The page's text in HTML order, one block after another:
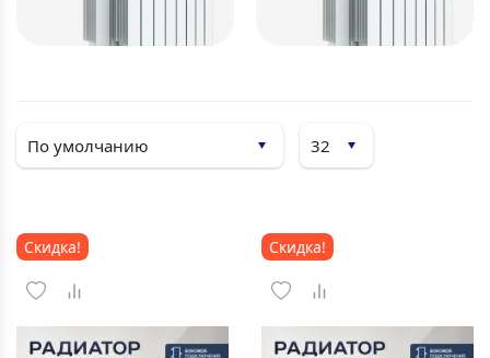
Скидка! Скидка!